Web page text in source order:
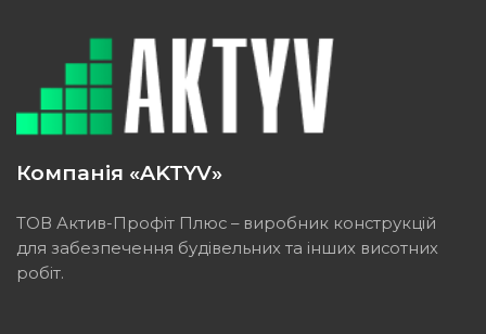
Компанія «AKTYV»
ТОВ Актив-Профіт Плюс – виробник конструкцій
для забезпечення будівельних та інших висотних
робіт.